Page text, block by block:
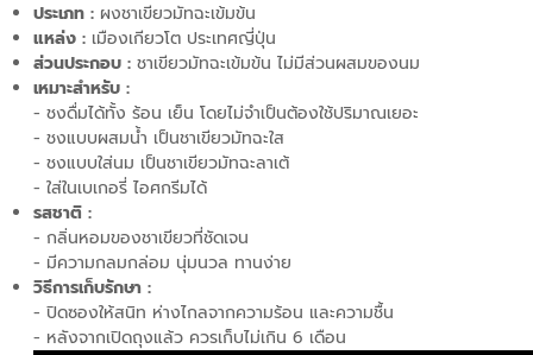
ประเภท : ผงชาเขียวมัทฉะเข้มข้น
แหล่ง : เมืองเกียวโต ประเทศญี่ปุ่น
ส่วนประกอบ : ชาเขียวมัทฉะเข้มข้น ไม่มีส่วนผสมของนม
เหมาะสำหรับ :
- ชงดื่มได้ทั้ง ร้อน เย็น โดยไม่จำเป็นต้องใช้ปริมาณเยอะ
- ชงแบบผสมน้ำ เป็นชาเขียวมัทฉะใส
- ชงแบบใส่นม เป็นชาเขียวมัทฉะลาเต้
- ใส่ในเบเกอรี่ ไอศกรีมได้
รสชาติ :
- กลิ่นหอมของชาเขียวที่ชัดเจน
- มีความกลมกล่อม นุ่มนวล ทานง่าย
วิธีการเก็บรักษา :
- ปิดซองให้สนิท ห่างไกลจากความร้อน และความชื้น
- หลังจากเปิดถุงแล้ว ควรเก็บไม่เกิน 6 เดือน